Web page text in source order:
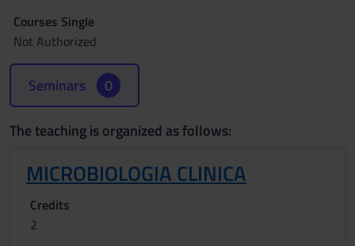
Courses Single
Not Authorized
Seminars 0
The teaching is organized as follows:
MICROBIOLOGIA CLINICA
Credits
2